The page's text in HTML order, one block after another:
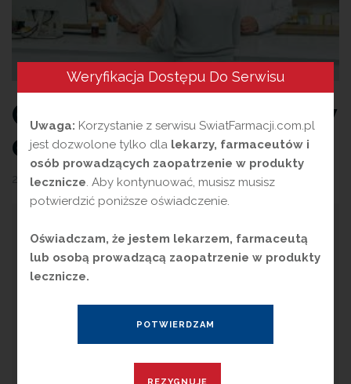
Czynniki nieswoiste w
działaniu leków
25 lipca 2024 przezMagdalena Guźniczak
D
ziałanie leków zależy nie tylko od
rodzajów i dawek substancji
czynnych w nich zawartych, ale jest też ściśle
jego przekonania, poziom zaufania do lekarza
Weryfikacja Dostępu Do Serwisu
Uwaga: Korzystanie z serwisu SwiatFarmacji.com.pl
jest dozwolone tylko dla lekarzy, farmaceutów i
osób prowadzących zaopatrzenie w produkty
lecznicze. Aby kontynuować, musisz musisz
potwierdzić poniższe oświadczenie.
Oświadczam, że jestem lekarzem, farmaceutą
lub osobą prowadzącą zaopatrzenie w produkty
lecznicze.